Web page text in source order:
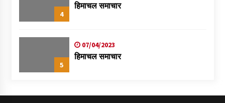
4
हिमाचल समाचार
5
07/04/2023
हिमाचल समाचार